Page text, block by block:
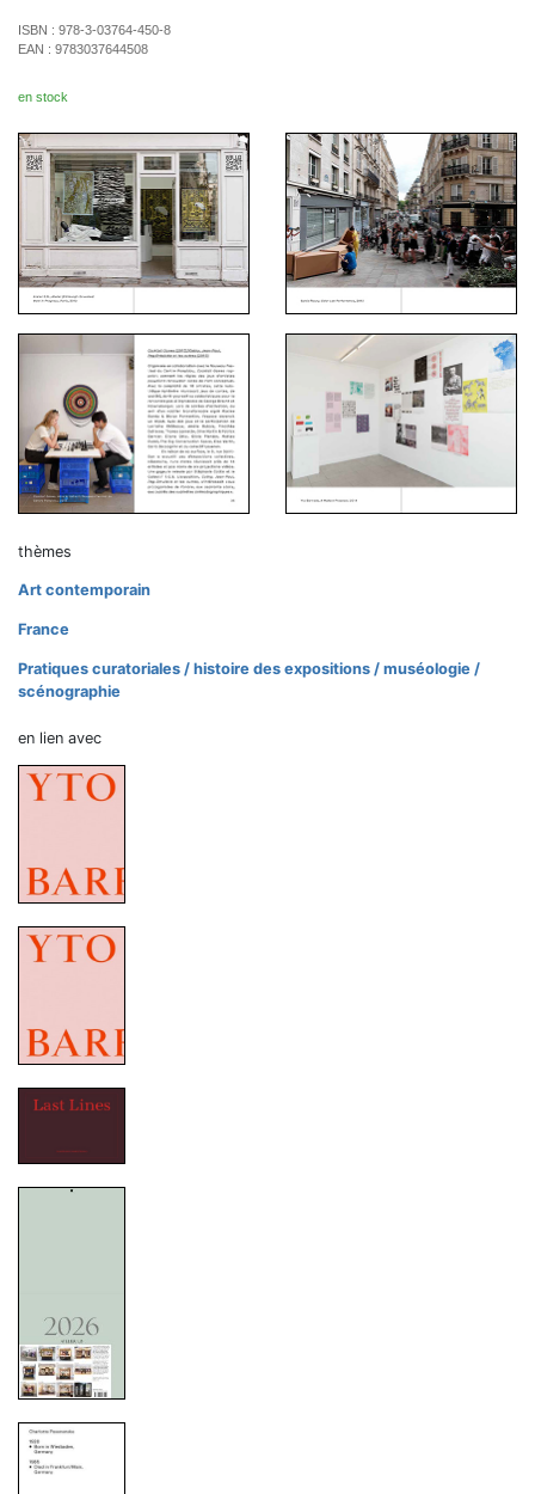
ISBN : 978-3-03764-450-8
EAN : 9783037644508
en stock
thèmes
Art contemporain
France
Pratiques curatoriales / histoire des expositions / muséologie /
scénographie
en lien avec